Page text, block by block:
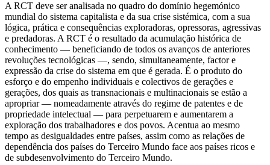
A RCT deve ser analisada no quadro do domínio hegemónico
mundial do sistema capitalista e da sua crise sistémica, com a sua
lógica, prática e consequências exploradoras, opressoras, agressivas
e predadoras. A RCT é o resultado da acumulação histórica de
conhecimento — beneficiando de todos os avanços de anteriores
revoluções tecnológicas —, sendo, simultaneamente, factor e
expressão da crise do sistema em que é gerada. É o produto do
esforço e do empenho individuais e colectivos de gerações e
gerações, dos quais as transnacionais e multinacionais se estão a
apropriar — nomeadamente através do regime de patentes e de
propriedade intelectual — para perpetuarem e aumentarem a
exploração dos trabalhadores e dos povos. Acentua ao mesmo
tempo as desigualdades entre países, assim como as relações de
dependência dos países do Terceiro Mundo face aos países ricos e
de subdesenvolvimento do Terceiro Mundo.